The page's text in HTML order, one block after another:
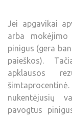
Jei apgavikai
arba mokėjimo
pinigus (gera
paieškos).
apklausos
nukentėjusių
pavogtus